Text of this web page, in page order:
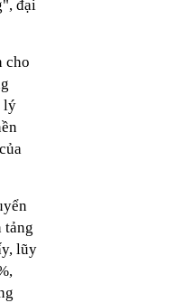
đại
cho
lý
tảng
lũy